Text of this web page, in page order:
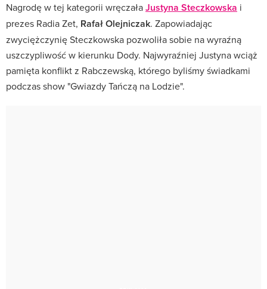
Nagrodę w tej kategorii wręczałaJustyna Steczkowska i
prezes Radia Zet, Rafał Olejniczak. Zapowiadając
zwyciężczynię Steczkowska pozwoliła sobie na wyraźną
uszczypliwość w kierunku Dody. Najwyraźniej Justyna wciąż
pamięta konflikt z Rabczewską, którego byliśmy świadkami
podczas show "Gwiazdy Tańczą na Lodzie".